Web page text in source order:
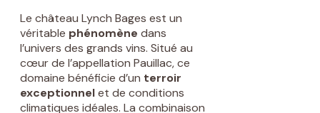
Le château Lynch Bages est un
véritable phénomène dans
l’univers des grands vins. Situé au
cœur de l’appellation Pauillac, ce
domaine bénéficie d’un terroir
exceptionnelet de conditions
climatiques idéales. La combinaison